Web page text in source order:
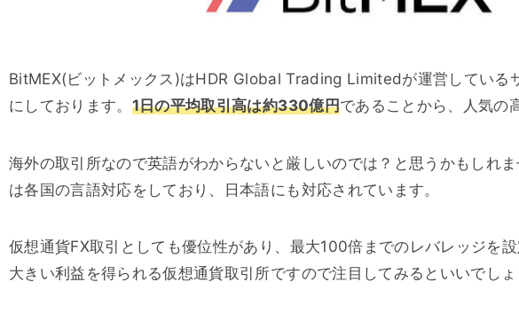
BitMEX(ビットメックス)はHDR Global Trading Limitedが運営している
にしております。 1日の平均取引高は約330億円であることから、人気の
海外の取引所なので英語がわからないと厳しいのでは？と思うかもしれ
は各国の言語対応をしており、日本語にも対応されています。
仮想通貨FX取引としても優位性があり、最大100倍までのレバレッジを設
大きい利益を得られる仮想通貨取引所ですので注目してみるといいでしょ